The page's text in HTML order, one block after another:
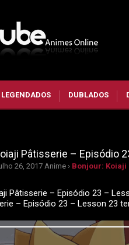
LEGENDADOS DUBLADOS
Pâtisserie – Episódio
26, 2017 Anime › Bonjour: Koiaji
Pâtisserie – Episódio 23 –
– Episódio 23 – Lesson 23